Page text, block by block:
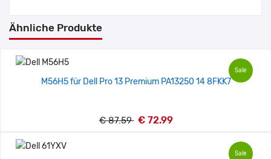
Ähnliche Produkte
Sale
M56H5 für Dell Pro 13 Premium PA13250 14 8FKK7
€ 87.59 € 72.99
Sale